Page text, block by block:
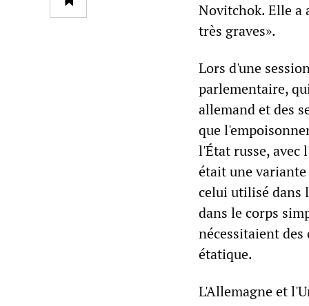
Novitchok. Elle a
très graves».
Lors d'une
parlementaire,
allemand et des
que
l'État russe, avec
était une
celui utilisé dans
dans le corps
nécessitaient des
étatique.
L'Allemagne et